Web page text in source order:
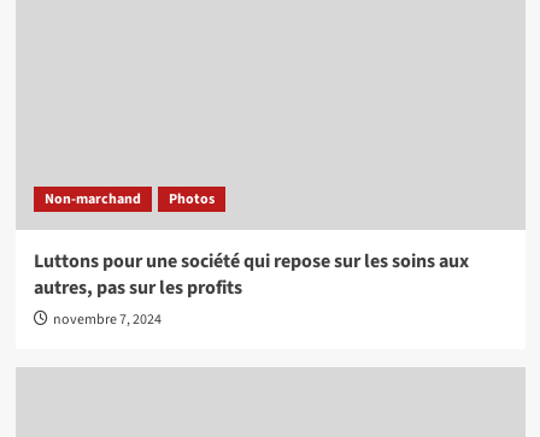
Non-marchand Photos
Luttons pour une société qui repose sur les soins aux
autres, pas sur les profits
novembre 7, 2024